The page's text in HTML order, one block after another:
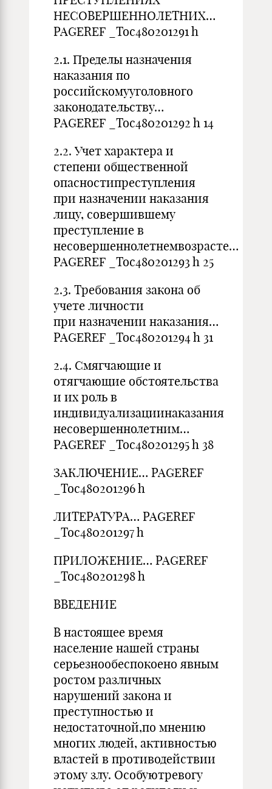
НЕСОВЕРШЕННОЛЕТНИХ…
PAGEREF _Toc480201291 h
2.1. Пределы назначения
наказания по
российскомууголовного
законодательству…
PAGEREF _Toc480201292 h 14
2.2. Учет характера и
степени общественной
опасностипреступления
при назначении наказания
лицу, совершившему
преступление в
несовершеннолетнемвозрасте…
PAGEREF _Toc480201293 h 25
2.3. Требования закона об
учете личности
при назначении наказания…
PAGEREF _Toc480201294 h 31
2.4. Смягчающие и
отягчающие обстоятельства
и их роль в
индивидуализациинаказания
несовершеннолетним…
PAGEREF _Toc480201295 h 38
ЗАКЛЮЧЕНИЕ… PAGEREF
_Toc480201296 h
ЛИТЕРАТУРА… PAGEREF
_Toc480201297 h
ПРИЛОЖЕНИЕ… PAGEREF
_Toc480201298 h
ВВЕДЕНИЕ
В настоящее время
население нашей страны
серьезнообеспокоено явным
ростом различных
нарушений закона и
преступностью и
недостаточной,по мнению
многих людей, активностью
властей в противодействии
этому злу. Особуютревогу